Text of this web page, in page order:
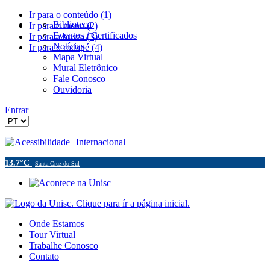
Ir para o conteúdo (1)
Ir para o menu (2)
Ir para a busca (3)
Ir para o rodapé (4)
Biblioteca
Eventos / Certificados
Notícias
Mapa Virtual
Mural Eletrônico
Fale Conosco
Ouvidoria
Entrar
Acessibilidade Internacional
13.7°C Santa Cruz do Sul
Onde Estamos
Tour Virtual
Trabalhe Conosco
Contato